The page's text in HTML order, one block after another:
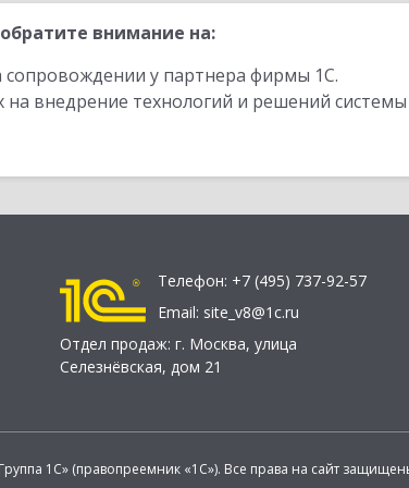
внимание на:
у партнера фирмы 1С.
на внедрение технологий и решений
Телефон: +7 (495) 737-92-57
Email: site_v8@1c.ru
Отдел продаж: г. Москва, улица
Селезнёвская, дом 21
1С» (правопреемник «1С»). Все права на сайт